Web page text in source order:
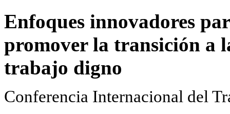
Enfoques innovadores
promover la transición a
trabajo digno
Conferencia Internacional del